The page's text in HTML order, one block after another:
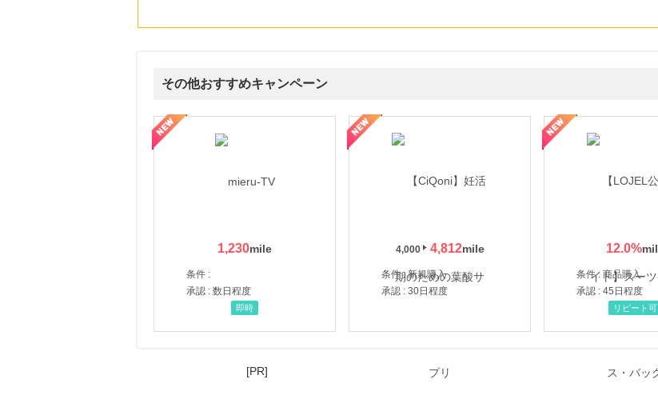
その他おすすめキャンペーン
1,230
条件 :
承認 : 数日程度
即時
4,000 4,812
条件 : 新規購入
承認 : 30日程度
12.0%
条件 : 商品購入
承認 : 45日程度
【LOJEL公式サイト】スーツケース・バッグ
リピート可
【ロデオドライブ】創業70年の信頼と高価買取を実現！ブランド品・貴金属の無料査定
[PR]